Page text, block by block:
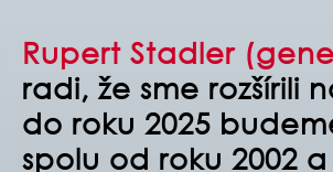
Rupert Stadler
radi, že sme rozšírili
do roku 2025
spolu od roku 2002